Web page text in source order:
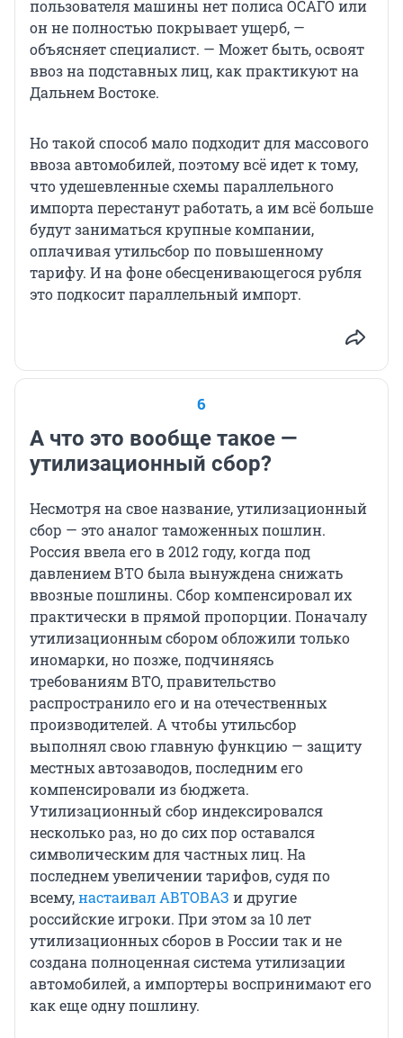
пользователя машины нет полиса ОСАГО или
он не полностью покрывает ущерб, —
объясняет специалист. — Может быть, освоят
ввоз на подставных лиц, как практикуют на
Дальнем Востоке.
Но такой способ мало подходит для массового
ввоза автомобилей, поэтому всё идет к тому,
что удешевленные схемы параллельного
импорта перестанут работать, а им всё больше
будут заниматься крупные компании,
оплачивая утильсбор по повышенному
тарифу. И на фоне обесценивающегося рубля
это подкосит параллельный импорт.
6
А что это вообще такое —
утилизационный сбор?
Несмотря на свое название, утилизационный
сбор — это аналог таможенных пошлин.
Россия ввела его в 2012 году, когда под
давлением ВТО была вынуждена снижать
ввозные пошлины. Сбор компенсировал их
практически в прямой пропорции. Поначалу
утилизационным сбором обложили только
иномарки, но позже, подчиняясь
требованиям ВТО, правительство
распространило его и на отечественных
производителей. А чтобы утильсбор
выполнял свою главную функцию — защиту
местных автозаводов, последним его
компенсировали из бюджета.
Утилизационный сбор индексировался
несколько раз, но до сих пор оставался
символическим для частных лиц. На
последнем увеличении тарифов, судя по
всему,настаивал АВТОВАЗ и другие
российские игроки. При этом за 10 лет
утилизационных сборов в России так и не
создана полноценная система утилизации
автомобилей, а импортеры воспринимают его
как еще одну пошлину.